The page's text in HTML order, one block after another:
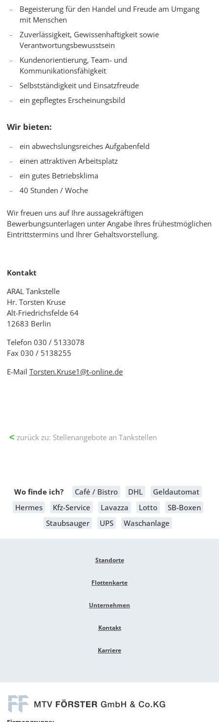
Begeisterung für den Handel und Freude am Umgang
mit Menschen
Zuverlässigkeit, Gewissenhaftigkeit sowie
Verantwortungsbewusstsein
Kundenorientierung, Team- und
Kommunikationsfähigkeit
Selbstständigkeit und Einsatzfreude
ein gepflegtes Erscheinungsbild
Wir bieten:
ein abwechslungsreiches Aufgabenfeld
einen attraktiven Arbeitsplatz
ein gutes Betriebsklima
40 Stunden / Woche
Wir freuen uns auf Ihre aussagekräftigen
Bewerbungsunterlagen unter Angabe Ihres frühestmöglichen
Eintrittstermins und Ihrer Gehaltsvorstellung.
Kontakt
ARAL Tankstelle
Hr. Torsten Kruse
Alt-Friedrichsfelde 64
12683 Berlin
Telefon 030 / 5133078
Fax 030 / 5138255
E-Mail Torsten.Kruse1@t-online.de
< zurück zu: Stellenangebote an Tankstellen
Wo finde ich? Café / Bistro DHL
Geldautomat
Hermes
Kfz-Service Lavazza Lotto
SB-Boxen
Staubsauger
UPS Waschanlage
Standorte
Flottenkarte
Unternehmen
Kontakt
Karriere